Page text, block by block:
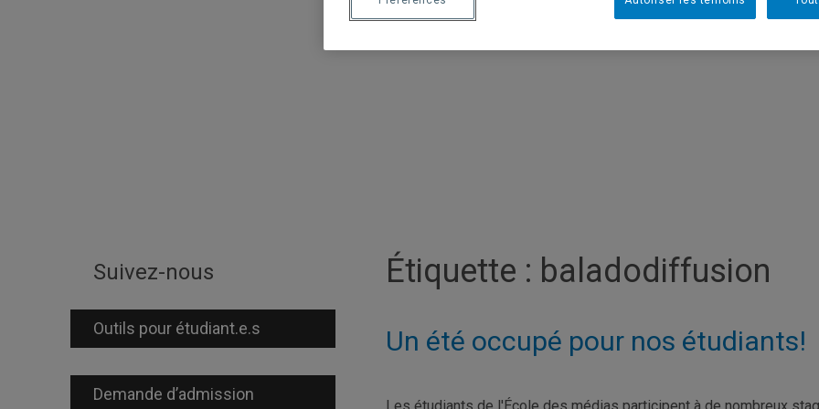
Suivez-nous
Outils pour étudiant.e.s
Demande d’admission
Étiquette : baladodiffusion
Un été occupé pour nos étudiants!